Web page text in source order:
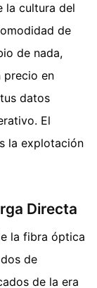
la cultura del
de
de nada,
precio en
datos
El
la explotación
Directa
la fibra óptica
de
de la era